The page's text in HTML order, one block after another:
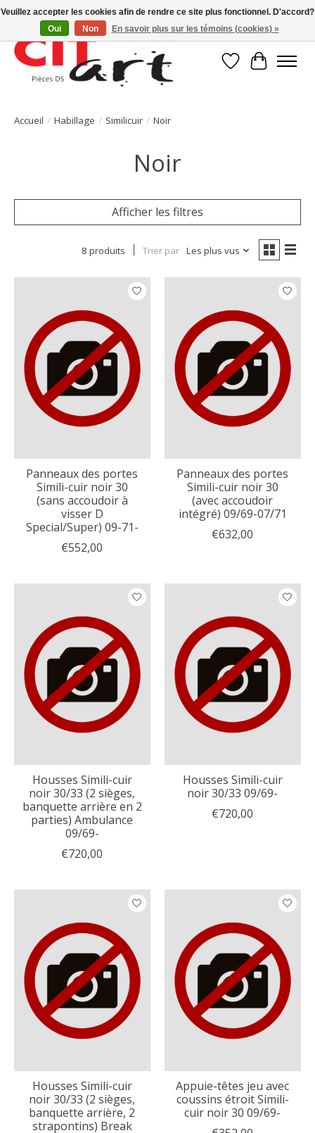
Liste dePanier
Accueil / Habillage / Similicuir / Noir
Noir
Afficher les filtres
8 produits Trier par Les plus vus
Panneaux des portes
Simili-cuir noir 30
(sans accoudoir à
visser D
Special/Super) 09-71-
€552,00
Panneaux des portes
Simili-cuir noir 30
(avec accoudoir
intégré) 09/69-07/71
€632,00
Housses Simili-cuir
noir 30/33 (2 sièges,
banquette arrière en 2
parties) Ambulance
09/69-
€720,00
Housses Simili-cuir
noir 30/33 09/69-
€720,00
Housses Simili-cuir
noir 30/33 (2 sièges,
banquette arrière, 2
strapontins) Break
Appuie-têtes jeu avec
coussins étroit Simili-
cuir noir 30 09/69-
Veuillez accepter les cookies afin de rendre ce site plus fonctionnel. D'accord?
Oui
Non En savoir plus sur les témoins (cookies) »